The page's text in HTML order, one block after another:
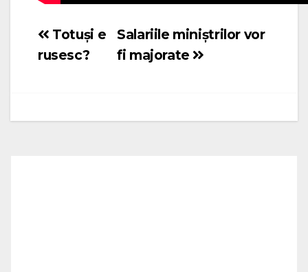
Navigare
în
Salariile miniștrilor vor
fi majorate
Totuși e
rusesc?